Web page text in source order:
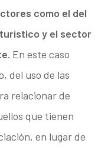
como el del
y el sector
En este caso
del uso de las
relacionar de
que tienen
en lugar de